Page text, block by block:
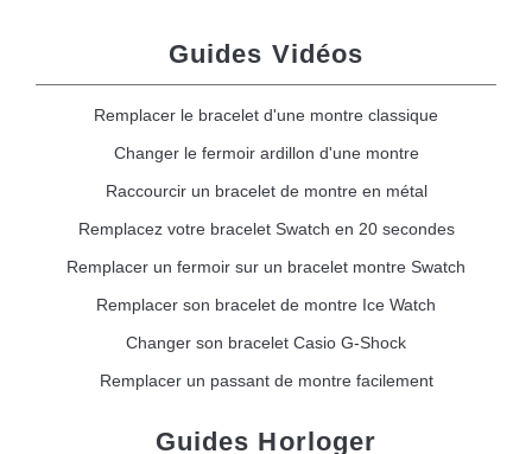
Guides Vidéos
Remplacer le bracelet d'une montre classique
Changer le fermoir ardillon d'une montre
Raccourcir un bracelet de montre en métal
Remplacez votre bracelet Swatch en 20 secondes
Remplacer un fermoir sur un bracelet montre Swatch
Remplacer son bracelet de montre Ice Watch
Changer son bracelet Casio G-Shock
Remplacer un passant de montre facilement
Guides Horloger